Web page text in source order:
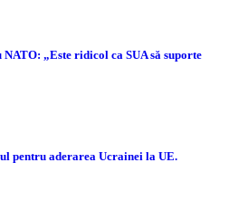
„Este ridicol ca SUA să suporte
pentru aderarea Ucrainei la UE.